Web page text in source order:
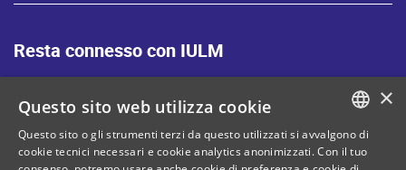
Resta connesso con IULM
ITALIAN
×
Questo sito web utilizza cookie
Questo sito o gli strumenti terzi da questo utilizzati si avvalgono di
cookie tecnici necessari e cookie analytics anonimizzati. Con il tuo